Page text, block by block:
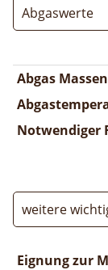
Abgaswerte
Abgas
Notwendiger
weitere
Eignung zur